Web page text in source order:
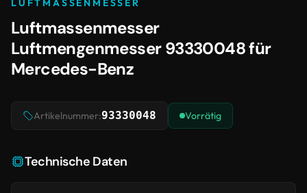
LUFTMASSENMESSER
Luftmassenmesser
Luftmengenmesser 93330048 für
Mercedes-Benz
Artikelnummer:93330048 Vorrätig
Technische Daten